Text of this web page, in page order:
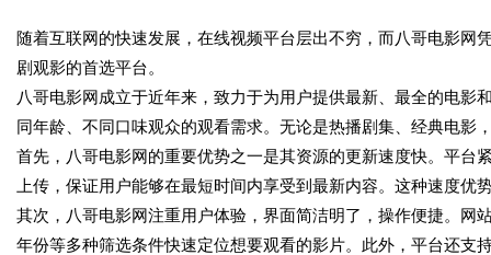
随着互联网的快速发展，在线视频平台层出不穷，而八哥电影
剧观影的首选平台。
八哥电影网成立于近年来，致力于为用户提供最新、最全的电
同年龄、不同口味观众的观看需求。无论是热播剧集、经典电影
首先，八哥电影网的重要优势之一是其资源的更新速度快。平台
上传，保证用户能够在最短时间内享受到最新内容。这种速度优
其次，八哥电影网注重用户体验，界面简洁明了，操作便捷。网
年份等多种筛选条件快速定位想要观看的影片。此外，平台还支